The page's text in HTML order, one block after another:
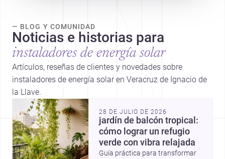
— BLOG Y COMUNIDAD
Noticias e historias para
instaladores de energía solar
Artículos, reseñas de clientes y novedades sobre
instaladores de energía solar en Veracruz de Ignacio de
la Llave.
28 DE JULIO DE 2026
jardín de balcón tropical:
cómo lograr un refugio
verde con vibra relajada
Guía práctica para transformar